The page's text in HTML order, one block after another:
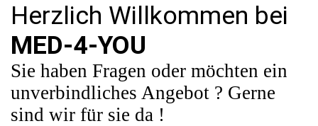
Herzlich Willkommen bei
MED-4-YOU
Sie haben Fragen oder möchten ein
unverbindliches Angebot ? Gerne
sind wir für sie da !